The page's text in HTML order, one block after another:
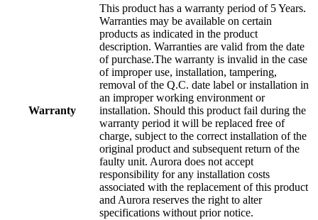
Warranty
This product has a warranty period of 5 Years.
Warranties may be available on certain
products as indicated in the product
description. Warranties are valid from the date
of purchase.The warranty is invalid in the case
of improper use, installation, tampering,
removal of the Q.C. date label or installation in
an improper working environment or
installation. Should this product fail during the
warranty period it will be replaced free of
charge, subject to the correct installation of the
original product and subsequent return of the
faulty unit. Aurora does not accept
responsibility for any installation costs
associated with the replacement of this product
and Aurora reserves the right to alter
specifications without prior notice.